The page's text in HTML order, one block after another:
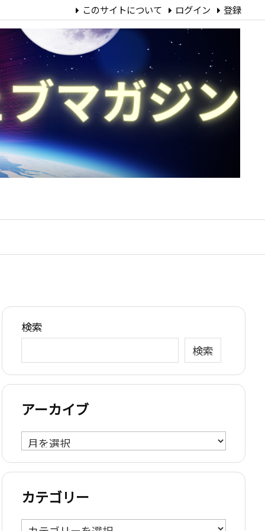
このサイトについて ログイン 登録
検索
検索
アーカイブ
ア
ー
カ
ブ
カテゴリー
カ